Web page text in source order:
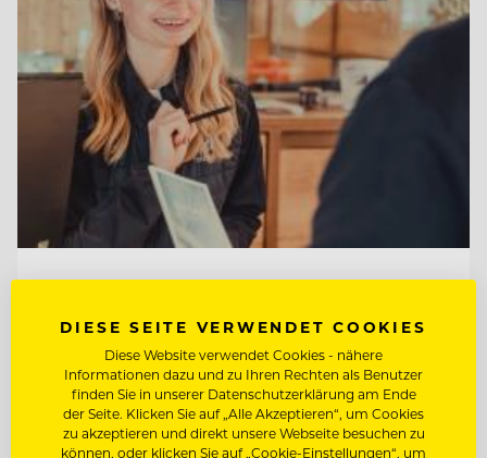
TOP ARBEITGEBER
Tirol Lodge Ellmau
6352 Ellmau, Österreich
DIESE SEITE VERWENDET COOKIES
Diese Website verwendet Cookies - nähere
Informationen dazu und zu Ihren Rechten als Benutzer
finden Sie in unserer Datenschutzerklärung am Ende
der Seite. Klicken Sie auf „Alle Akzeptieren“, um Cookies
zu akzeptieren und direkt unsere Webseite besuchen zu
können, oder klicken Sie auf „Cookie-Einstellungen“, um